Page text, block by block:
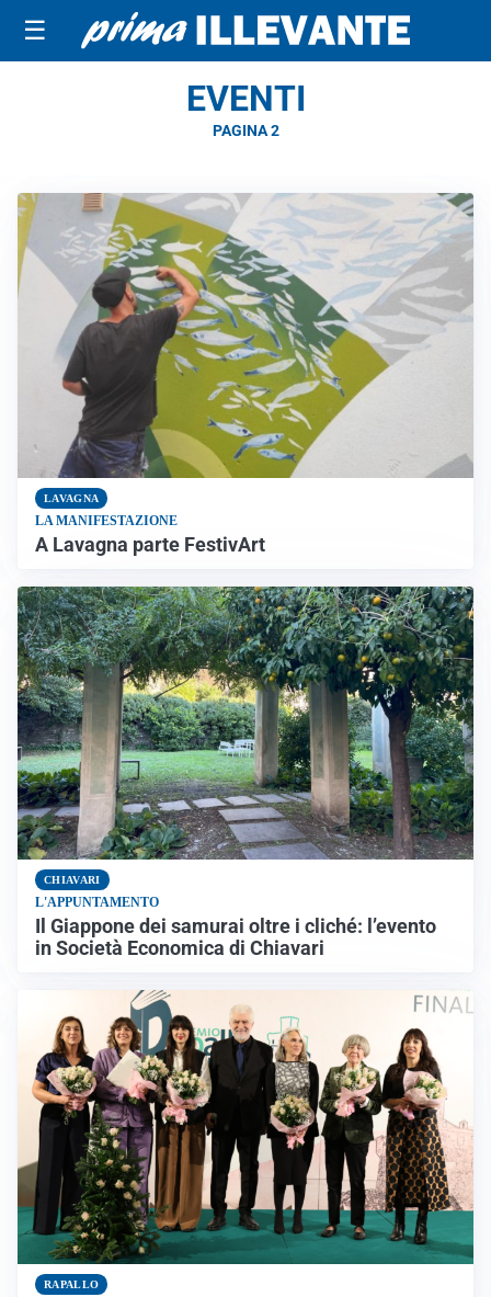
☰
EVENTI
PAGINA 2
LAVAGNA
LA MANIFESTAZIONE
A Lavagna parte FestivArt
CHIAVARI
L'APPUNTAMENTO
Il Giappone dei samurai oltre i cliché: l’evento
in Società Economica di Chiavari
RAPALLO